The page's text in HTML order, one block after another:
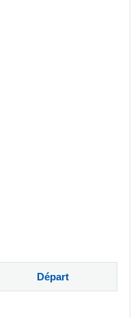
Départ